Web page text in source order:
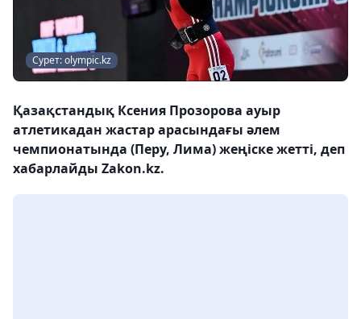
Сурет: olympic.kz
Қазақстандық Ксения Прозорова ауыр
атлетикадан жастар арасындағы әлем
чемпионатында (Перу, Лима) жеңіске жетті, деп
хабарлайды Zakon.kz.